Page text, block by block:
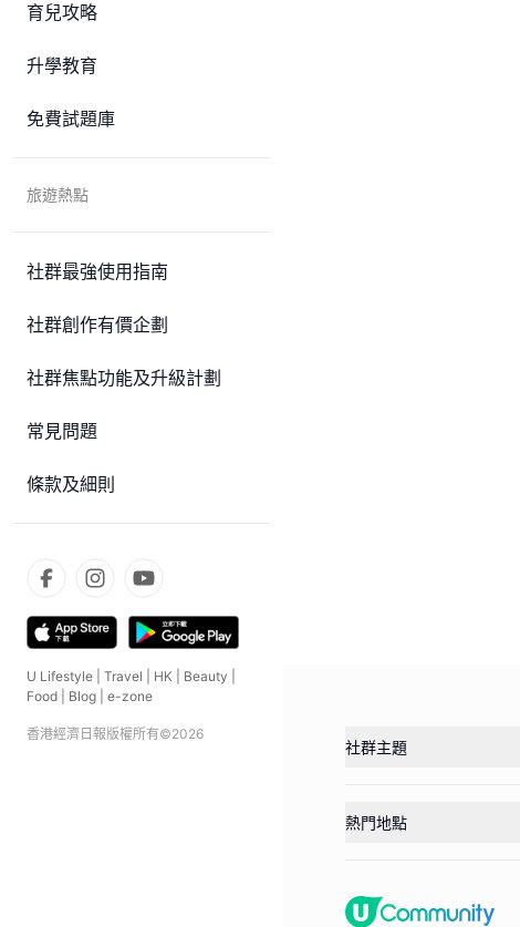
育兒攻略
升學教育
免費試題庫
旅遊熱點
社群最強使用指南
社群創作有價企劃
社群焦點功能及升級計劃
常見問題
條款及細則
U Lifestyle Travel HK Beauty
Food
Blog e-zone
香港經濟日報版權所有©2026
社群主題
熱門地點